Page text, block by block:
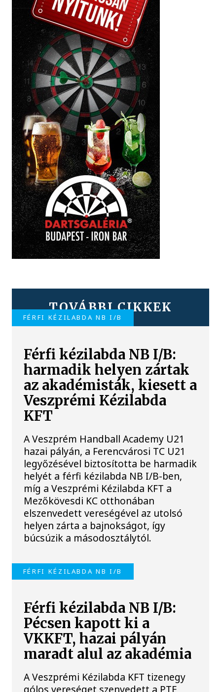
TOVÁBBI CIKKEK
FÉRFI KÉZILABDA NB I/B
Férfi kézilabda NB I/B:
harmadik helyen zártak
az akadémisták, kiesett a
Veszprémi Kézilabda
KFT
A Veszprém Handball Academy U21
hazai pályán, a Ferencvárosi TC U21
legyőzésével biztosította be harmadik
helyét a férfi kézilabda NB I/B-ben,
míg a Veszprémi Kézilabda KFT a
Mezőkövesdi KC otthonában
elszenvedett vereségével az utolsó
helyen zárta a bajnokságot, így
búcsúzik a másodosztálytól.
FÉRFI KÉZILABDA NB I/B
Férfi kézilabda NB I/B:
Pécsen kapott ki a
VKKFT, hazai pályán
maradt alul az akadémia
A Veszprémi Kézilabda KFT tizenegy